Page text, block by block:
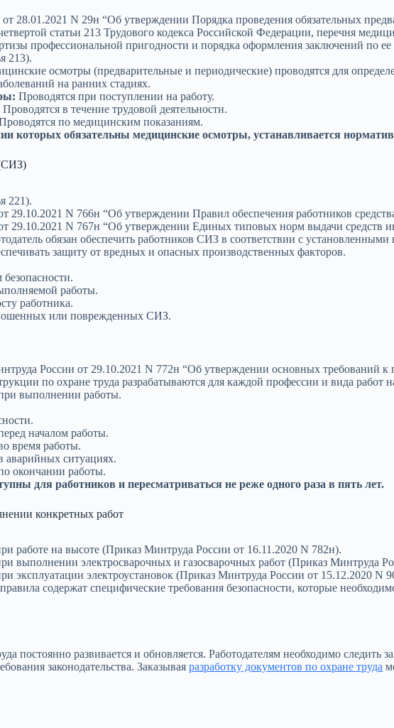
28.01.2021 N 29н “Об утверждении Порядка проведения обязательных
статьи 213 Трудового кодекса Российской Федерации, перечня
профессиональной пригодности и порядка оформления заключений по ее
213).
осмотры (предварительные и периодические) проводятся для
на ранних стадиях.
Проводятся при поступлении на работу.
Проводятся в течение трудовой деятельности.
по медицинским показаниям.
которых обязательны медицинские осмотры, устанавливается
221).
29.10.2021 N 766н “Об утверждении Правил обеспечения работников
29.10.2021 N 767н “Об утверждении Единых типовых норм выдачи средств
обязан обеспечить работников СИЗ в соответствии с
защиту от вредных и опасных производственных факторов.
работы.
работника.
или поврежденных СИЗ.
России от 29.10.2021 N 772н “Об утверждении основных требований
по охране труда разрабатываются для каждой профессии и вида работ
выполнении работы.
началом работы.
время работы.
аварийных ситуациях.
окончании работы.
для работников и пересматриваться не реже одного раза в пять лет.
конкретных работ
работе на высоте (Приказ Минтруда России от 16.11.2020 N 782н).
выполнении электросварочных и газосварочных работ (Приказ Минтруда
эксплуатации электроустановок (Приказ Минтруда России от 15.12.2020 N
содержат специфические требования безопасности, которые
постоянно развивается и обновляется. Работодателям необходимо
законодательства. Заказывая разработку документов по охране труда